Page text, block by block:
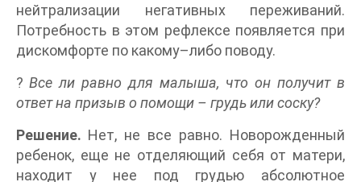
нейтрализации негативных переживаний.
Потребность в этом рефлексе появляется при
дискомфорте по какому–либо поводу.
? Все ли равно для малыша, что он получит в
ответ на призыв о помощи – грудь или соску?
Решение. Нет, не все равно. Новорожденный
ребенок, еще не отделяющий себя от матери,
находит у нее под грудью абсолютное